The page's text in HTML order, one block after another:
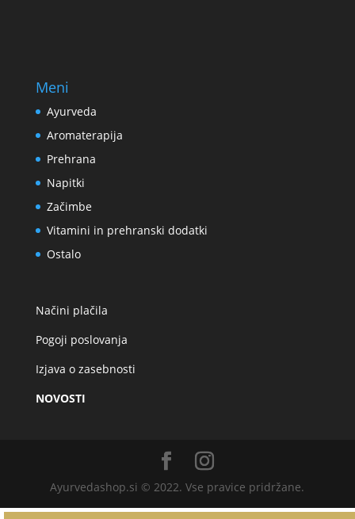
Meni
Ayurveda
Aromaterapija
Prehrana
Napitki
Začimbe
Vitamini in prehranski dodatki
Ostalo
Načini plačila
Pogoji poslovanja
Izjava o zasebnosti
NOVOSTI
Ayurvedashop.si © 2022. Vse pravice pridržane.